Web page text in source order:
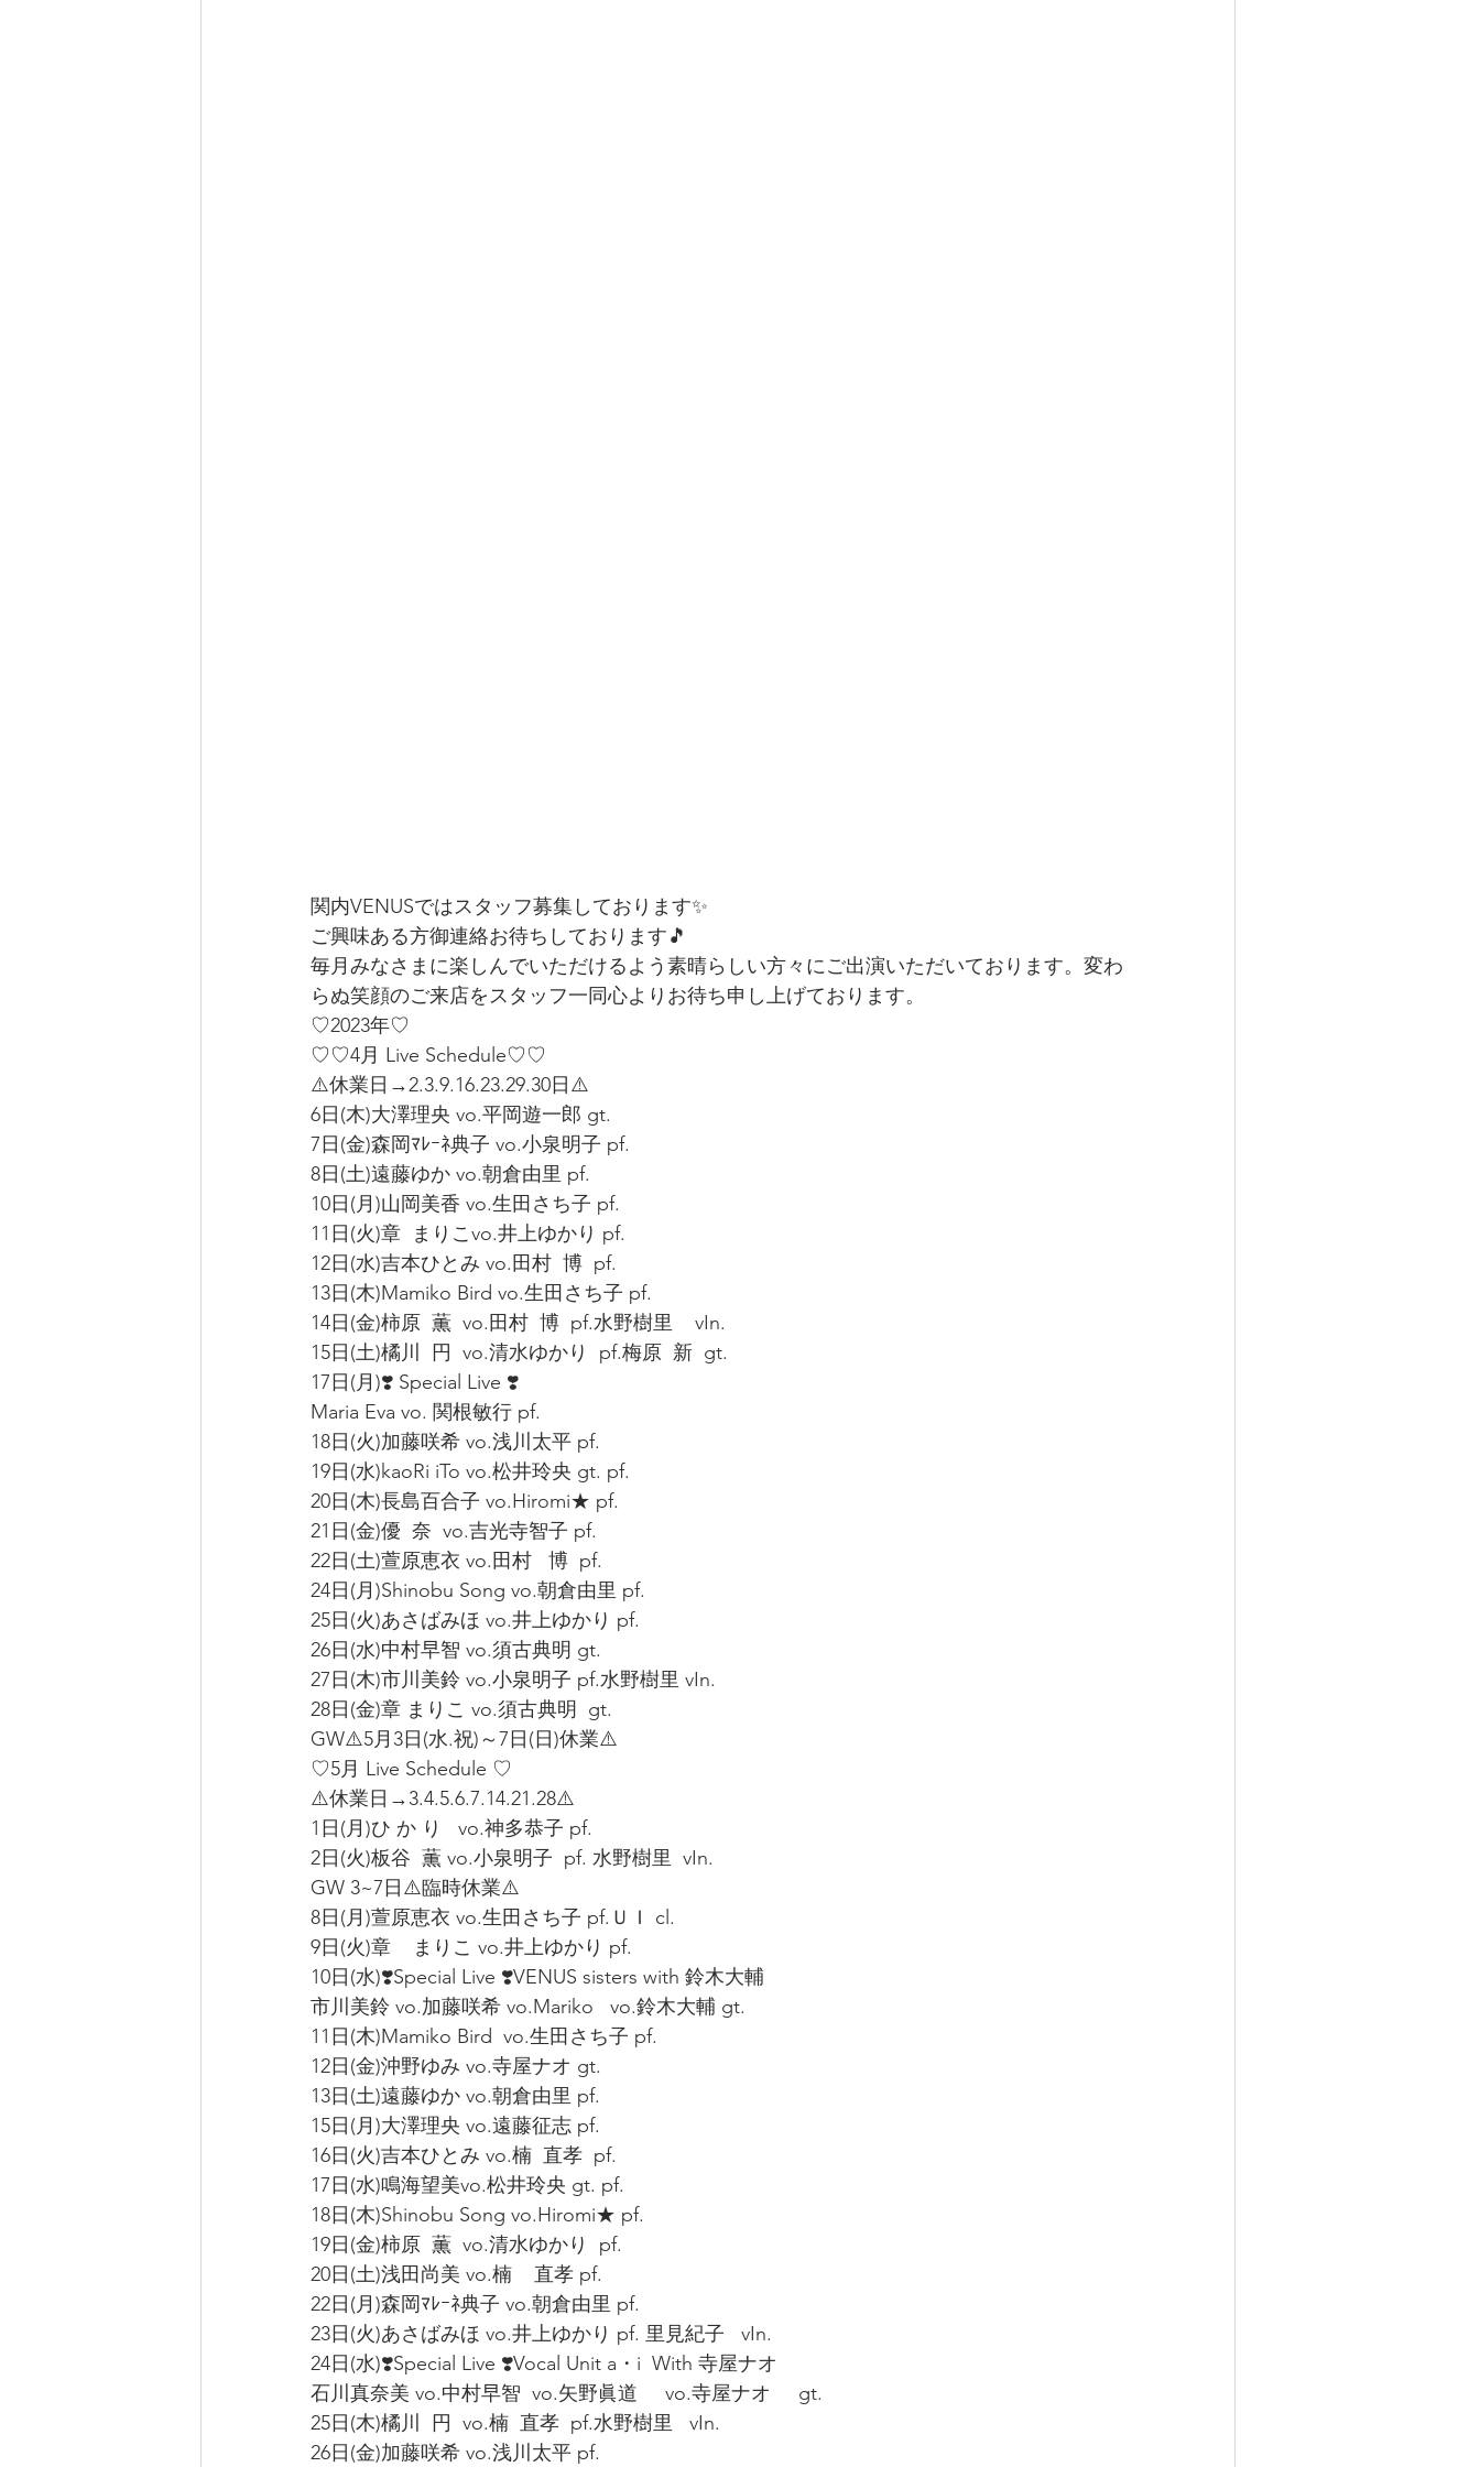
関内VENUSではスタッフ募集しております✨
ご興味ある方御連絡お待ちしております🎵
毎月みなさまに楽しんでいただけるよう素晴らしい方々にご出演いただいております。変わ
らぬ笑顔のご来店をスタッフ一同心よりお待ち申し上げております。
♡2023年♡
♡♡4月 Live Schedule♡♡
⚠️休業日→2.3.9.16.23.29.30日⚠️
6日(木)大澤理央 vo.平岡遊一郎 gt.
7日(金)森岡ﾏﾚｰﾈ典子 vo.小泉明子 pf.
8日(土)遠藤ゆか vo.朝倉由里 pf.
10日(月)山岡美香 vo.生田さち子 pf.
11日(火)章  まりこvo.井上ゆかり pf.
12日(水)吉本ひとみ vo.田村  博  pf.
13日(木)Mamiko Bird vo.生田さち子 pf.
14日(金)柿原  薫  vo.田村  博  pf.水野樹里    vIn.
15日(土)橘川  円  vo.清水ゆかり  pf.梅原  新  gt.
17日(月)❣️ Special Live ❣️
Maria Eva vo. 関根敏行 pf.
18日(火)加藤咲希 vo.浅川太平 pf.
19日(水)kaoRi iTo vo.松井玲央 gt. pf.
20日(木)長島百合子 vo.Hiromi★ pf.
21日(金)優  奈  vo.吉光寺智子 pf.
22日(土)萱原恵衣 vo.田村   博  pf.
24日(月)Shinobu Song vo.朝倉由里 pf.
25日(火)あさばみほ vo.井上ゆかり pf.
26日(水)中村早智 vo.須古典明 gt.
27日(木)市川美鈴 vo.小泉明子 pf.水野樹里 vIn.
28日(金)章 まりこ vo.須古典明  gt.
GW⚠️5月3日(水.祝)～7日(日)休業⚠️
♡5月 Live Schedule ♡
⚠️休業日→3.4.5.6.7.14.21.28⚠️
1日(月)ひ か り   vo.神多恭子 pf.
2日(火)板谷  薫 vo.小泉明子  pf. 水野樹里  vIn.
GW 3~7日⚠️臨時休業⚠️
8日(月)萱原恵衣 vo.生田さち子 pf.ＵＩ cl.
9日(火)章    まりこ vo.井上ゆかり pf.
10日(水)❣️Special Live ❣️VENUS sisters with 鈴木大輔
市川美鈴 vo.加藤咲希 vo.Mariko   vo.鈴木大輔 gt.
11日(木)Mamiko Bird  vo.生田さち子 pf.
12日(金)沖野ゆみ vo.寺屋ナオ gt.
13日(土)遠藤ゆか vo.朝倉由里 pf.
15日(月)大澤理央 vo.遠藤征志 pf.
16日(火)吉本ひとみ vo.楠  直孝  pf.
17日(水)鳴海望美vo.松井玲央 gt. pf.
18日(木)Shinobu Song vo.Hiromi★ pf.
19日(金)柿原  薫  vo.清水ゆかり  pf.
20日(土)浅田尚美 vo.楠    直孝 pf.
22日(月)森岡ﾏﾚｰﾈ典子 vo.朝倉由里 pf.
23日(火)あさばみほ vo.井上ゆかり pf. 里見紀子   vIn.
24日(水)❣️Special Live ❣️Vocal Unit a・i  With 寺屋ナオ
石川真奈美 vo.中村早智  vo.矢野眞道     vo.寺屋ナオ     gt.
25日(木)橘川  円  vo.楠  直孝  pf.水野樹里   vIn.
26日(金)加藤咲希 vo.浅川太平 pf.